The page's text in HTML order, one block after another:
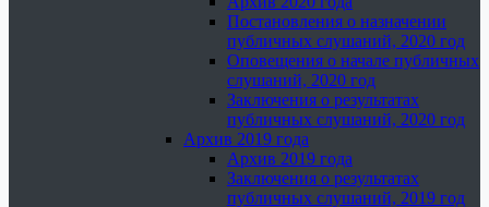
Постановления о назначении
публичных слушаний, 2020 год
Оповещения о начале публичных
слушаний, 2020 год
Заключения о результатах
публичных слушаний, 2020 год
Архив 2019 года
Архив 2019 года
Заключения о результатах
публичных слушаний, 2019 год